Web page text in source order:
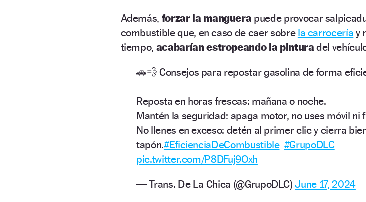
Además, forzar la manguera puede provocar
combustible que, en caso de caer sobre la carrocería y
tiempo, acabarían estropeando la pintura del
🚗💨 Consejos para repostar gasolina de forma
Reposta en horas frescas: mañana o noche.
Mantén la seguridad: apaga motor, no uses móvil ni
No llenes en exceso: detén al primer clic y cierra
tapón.#EficienciaDeCombustible #GrupoDLC
pic.twitter.com/P8DFuj9Oxh
— Trans. De La Chica (@GrupoDLC)June 17, 2024